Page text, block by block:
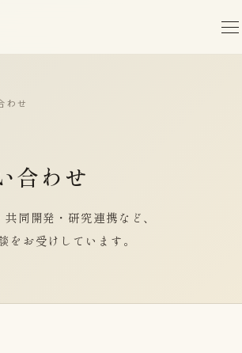
わせ
合わせ
同開発・研究連携など、
をお受けしています。